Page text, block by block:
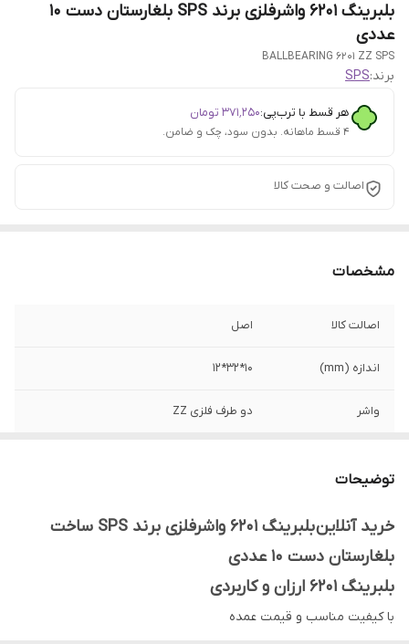
بلبرینگ 6201 واشرفلزی برند SPS بلغارستان دست 10
عددی
BALLBEARING 6201 ZZ SPS
برند:SPS
هر قسط با ترب‌پی:۳۷۱٬۲۵۰ تومان
۴ قسط ماهانه. بدون سود، چک و ضامن.
اصالت و صحت کالا
مشخصات
اصالت کالا اصل
اندازه (mm) 10*32*12
واشر دو طرف فلزی ZZ
توضیحات
خرید آنلاین بلبرینگ 6201 واشرفلزی برند SPS ساخت
بلغارستان دست 10 عددی
بلبرینگ 6201 ارزان و کاربردی
با کیفیت مناسب و قیمت عمده